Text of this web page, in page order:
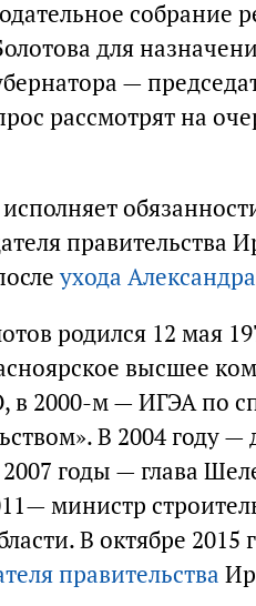
собрание
для
—
рассмотрят на
правительства
ухода
родился 12 мая
высшее
в 2000-м — ИГЭА по
В 2004 году
годы — глава
министр
В октябре 2015
правительства